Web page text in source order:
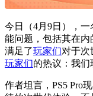
今日（4月9日），一
能问题，包括其在内
满足了玩家们对于次
玩家们的热议：我们
作者坦言，PS5 Pro